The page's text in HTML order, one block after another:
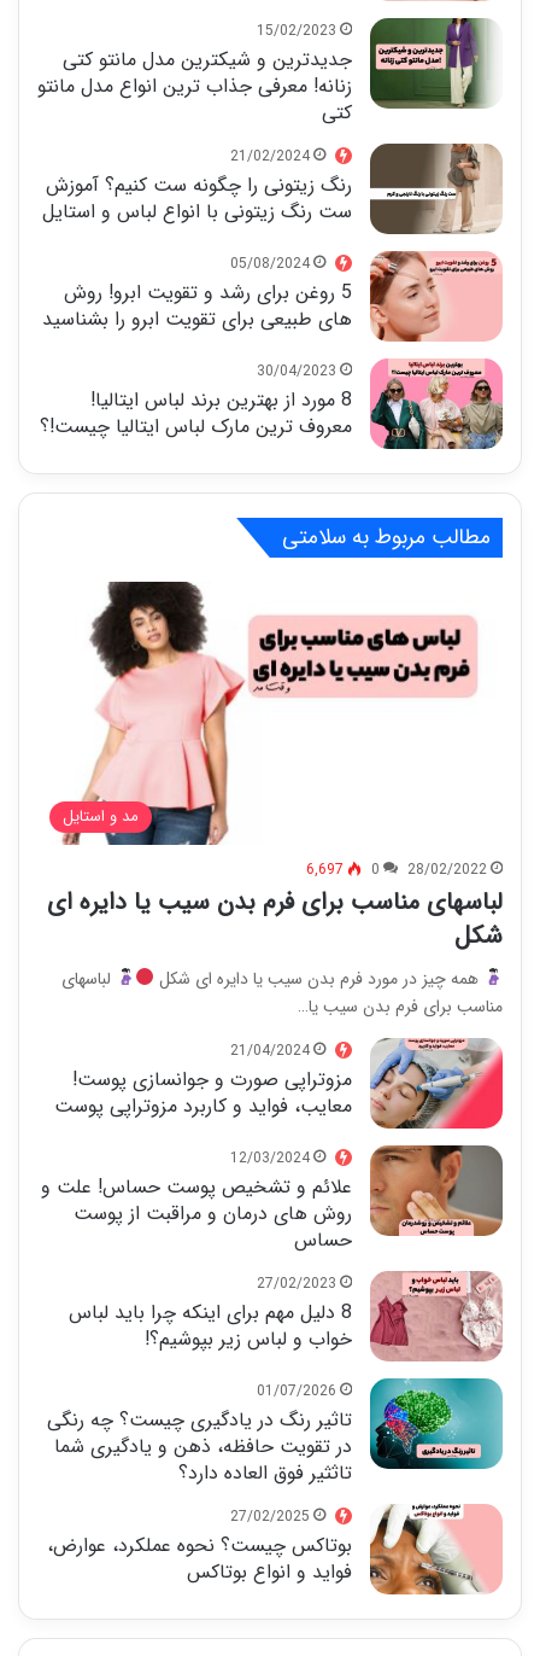
15/02/2023
جدیدترین و شیکترین مدل مانتو کتی
زنانه! معرفی جذاب ترین انواع مدل مانتو
کتی
21/02/2024
رنگ زیتونی را چگونه ست کنیم؟ آموزش
ست رنگ زیتونی با انواع لباس و استایل
05/08/2024
5 روغن برای رشد و تقویت ابرو! روش
های طبیعی برای تقویت ابرو را بشناسید
30/04/2023
8 مورد از بهترین برند لباس ایتالیا!
معروف ترین مارک لباس ایتالیا چیست!؟
مطالب مربوط به سلامتی
مد و استایل
28/02/2022
0
6,697
لباسهای مناسب برای فرم بدن سیب یا دایره ای
شکل
همه چیز در مورد فرم بدن سیب یا دایره ای شکل
لباسهای
مناسب برای فرم بدن سیب یا…
21/04/2024
مزوتراپی صورت و جوانسازی پوست!
معایب، فواید و کاربرد مزوتراپی پوست
12/03/2024
علائم و تشخیص پوست حساس! علت و
روش های درمان و مراقبت از پوست
حساس
27/02/2023
8 دلیل مهم برای اینکه چرا باید لباس
خواب و لباس زیر بپوشیم؟!
01/07/2026
تاثیر رنگ در یادگیری چیست؟ چه رنگی
در تقویت حافظه، ذهن و یادگیری شما
تاثثیر فوق العاده دارد؟
27/02/2025
بوتاکس چیست؟ نحوه عملکرد، عوارض،
فواید و انواع بوتاکس